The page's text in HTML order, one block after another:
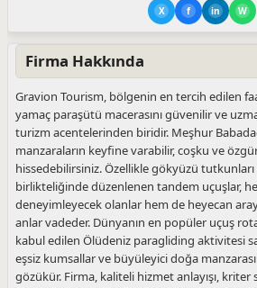
X f in W
Firma Hakkında
Gravion Tourism, bölgenin en tercih edilen
yamaç paraşütü macerasını güvenilir ve
turizm acentelerinden biridir. Meşhur
manzaraların keyfine varabilir, coşku ve
hissedebilirsiniz. Özellikle gökyüzü
birlikteliğinde düzenlenen tandem uçuşlar,
deneyimleyecek olanlar hem de heyecan
anlar vadeder. Dünyanın en popüler uçuş
kabul edilen Ölüdeniz paragliding aktivitesi
eşsiz kumsallar ve büyüleyici doğa manzarası
gözükür. Firma, kaliteli hizmet anlayışı,